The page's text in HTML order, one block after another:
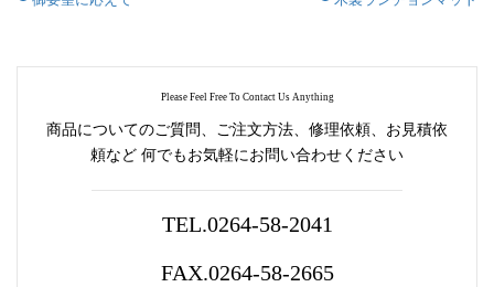
Please Feel Free To Contact Us Anything
商品についてのご質問、ご注文方法、修理依頼、お見積依
頼など 何でもお気軽にお問い合わせください
TEL.0264-58-2041
FAX.0264-58-2665